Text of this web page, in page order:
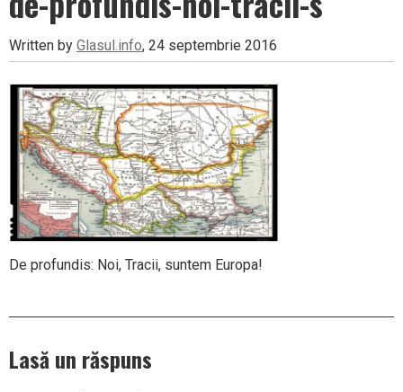
Written by Glasul.info, 24 septembrie 2016
De profundis: Noi, Tracii, suntem Europa!
Lasă un răspuns